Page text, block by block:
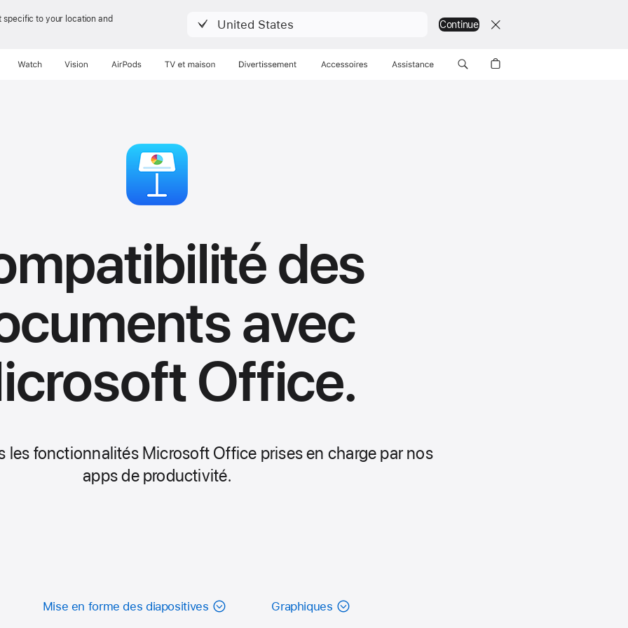
specific to your location and United States Continue
Watch Vision AirPods TV et maison Divertissement Accessoires Assistance
des
avec
Office.
les fonctionnalités Microsoft Office prises en charge par nos
apps de productivité.
Mise en forme des diapositives Graphiques